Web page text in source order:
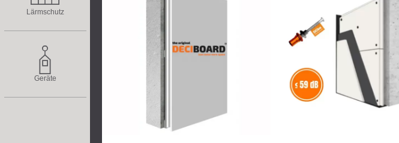
Lärmschutz
Geräte